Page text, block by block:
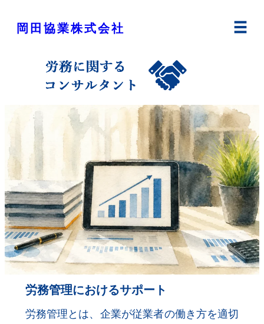
岡田協業株式会社
労務管理におけるサポート
労務管理とは、企業が従業者の働き方を適切